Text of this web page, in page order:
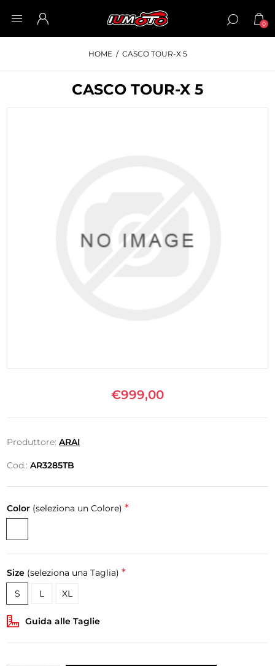
0
HOME / CASCO TOUR-X 5
CASCO TOUR-X 5
€999,00
Produttore: ARAI
Cod.: AR3285TB
Color (seleziona un Colore) *
Size (seleziona una Taglia) *
S L XL
Guida alle Taglie